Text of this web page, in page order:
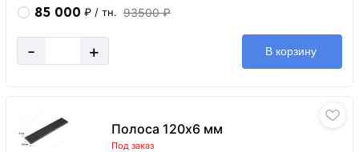
85 000 ₽ / тн. 93500 ₽
- + В корзину
Полоса 120х6 мм
Под заказ